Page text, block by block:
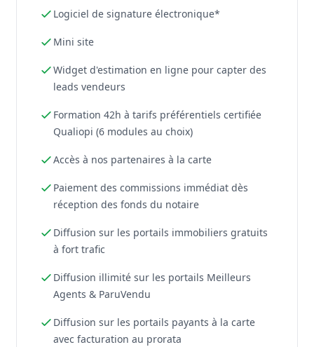
Logiciel de signature électronique*
Mini site
Widget d'estimation en ligne pour capter des
leads vendeurs
Formation 42h à tarifs préférentiels certifiée
Qualiopi (6 modules au choix)
Accès à nos partenaires à la carte
Paiement des commissions immédiat dès
réception des fonds du notaire
Diffusion sur les portails immobiliers gratuits
à fort trafic
Diffusion illimité sur les portails Meilleurs
Agents & ParuVendu
Diffusion sur les portails payants à la carte
avec facturation au prorata